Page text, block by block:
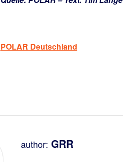
POLAR Deutschland
author: GRR